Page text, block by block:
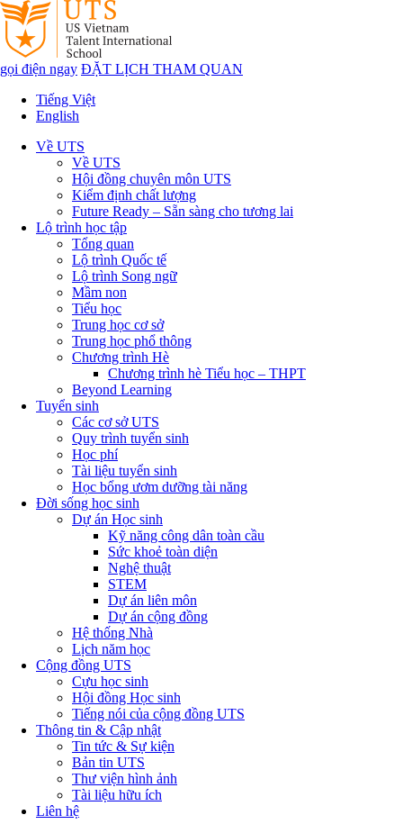
gọi điện ngay ĐẶT LỊCH THAM QUAN
Tiếng Việt
English
Về UTS
Về UTS
Hội đồng chuyên môn UTS
Kiểm định chất lượng
Future Ready – Sẵn sàng cho tương lai
Lộ trình học tập
Tổng quan
Lộ trình Quốc tế
Lộ trình Song ngữ
Mầm non
Tiểu học
Trung học cơ sở
Trung học phổ thông
Chương trình Hè
Chương trình hè Tiểu học – THPT
Beyond Learning
Tuyển sinh
Các cơ sở UTS
Quy trình tuyển sinh
Học phí
Tài liệu tuyển sinh
Học bổng ươm dưỡng tài năng
Đời sống học sinh
Dự án Học sinh
Kỹ năng công dân toàn cầu
Sức khoẻ toàn diện
Nghệ thuật
STEM
Dự án liên môn
Dự án cộng đồng
Hệ thống Nhà
Lịch năm học
Cộng đồng UTS
Cựu học sinh
Hội đồng Học sinh
Tiếng nói của cộng đồng UTS
Thông tin & Cập nhật
Tin tức & Sự kiện
Bản tin UTS
Thư viện hình ảnh
Tài liệu hữu ích
Liên hệ